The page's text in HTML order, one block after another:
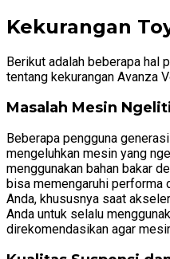
Kekurangan
Berikut adalah beberapa hal
tentang kekurangan Avanza
Masalah Mesin
Beberapa pengguna
mengeluhkan mesin yang
menggunakan bahan bakar
bisa memengaruhi performa
Anda, khususnya saat
Anda untuk selalu
direkomendasikan agar